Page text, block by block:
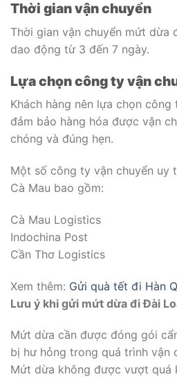
Thời gian vận chuyển
Thời gian vận chuyển mứt dừa
dao động từ 3 đến 7 ngày.
Lựa chọn công ty vận
Khách hàng nên lựa chọn
đảm bảo hàng hóa được vận
chóng và đúng hẹn.
Một số công ty vận chuyển uy
Cà Mau bao gồm:
Cà Mau Logistics
Indochina Post
Cần Thơ Logistics
Xem thêm: Gửi quà tết đi Hàn
Lưu ý khi gửi mứt dừa đi Đài
Mứt dừa cần được đóng gói
bị hư hỏng trong quá trình vận
Mứt dừa không được vượt quá